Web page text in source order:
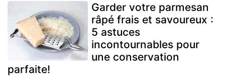
Garder votre parmesan
râpé frais et savoureux :
5 astuces
incontournables pour
une conservation
parfaite!